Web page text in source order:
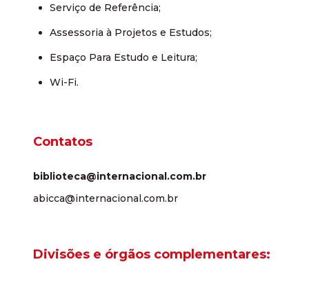
Serviço de Referência;
Assessoria à Projetos e Estudos;
Espaço Para Estudo e Leitura;
Wi-Fi.
Contatos
biblioteca@internacional.com.br
abicca@internacional.com.br
Divisões e órgãos complementares: